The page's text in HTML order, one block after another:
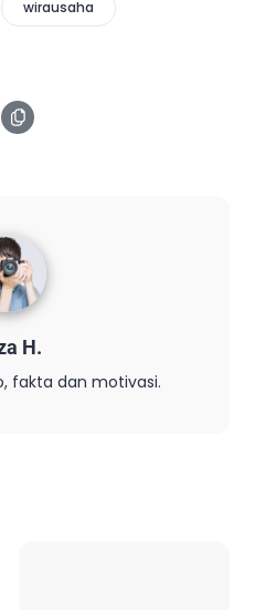
wirausaha
H.
fakta dan motivasi.